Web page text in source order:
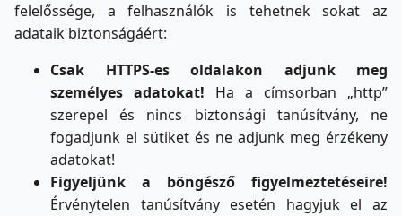
felelőssége, a felhasználók is tehetnek sokat az
adataik biztonságáért:
Csak HTTPS-es oldalakon adjunk meg
személyes adatokat! Ha a címsorban „http”
szerepel és nincs biztonsági tanúsítvány, ne
fogadjunk el sütiket és ne adjunk meg érzékeny
adatokat!
Figyeljünk a böngésző figyelmeztetéseire!
Érvénytelen tanúsítvány esetén hagyjuk el az